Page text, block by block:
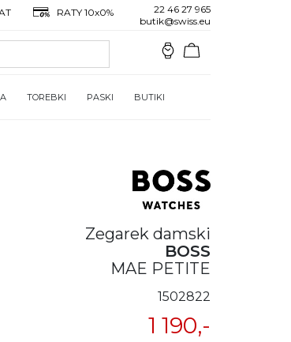
RATY 10x0%
22 46 27 965
butik@swiss.eu
TOREBKI PASKI BUTIKI
Zegarek damski
BOSS
MAE PETITE
1502822
1 190,-